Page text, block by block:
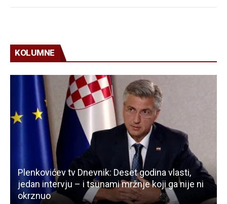
KOLUMNE
Plenkovićev tv Dnevnik: Deset godina vlasti,
jedan intervju – i tsunami mržnje koji ga nije ni
okrznuo